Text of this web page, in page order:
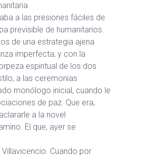
a las presiones fáciles de
previsible de humanitarios.
de una estrategia ajena
imperfecta, y con la
espiritual de los dos
a las ceremonias
monólogo inicial, cuando le
de paz. Que era,
a la novel
El que, ayer se
Cuando por